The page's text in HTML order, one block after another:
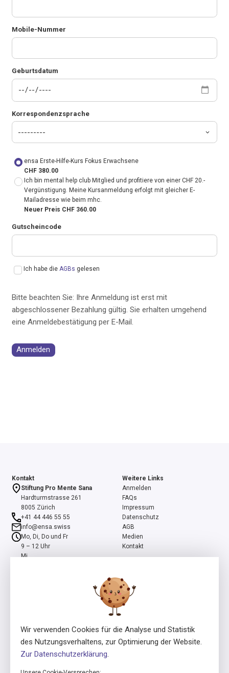
Mobile-Nummer
Geburtsdatum
Korrespondenzsprache
ensa Erste-Hilfe-Kurs Fokus Erwachsene
CHF 380.00
Ich bin mental help club Mitglied und profitiere von einer CHF 20.-
Vergünstigung. Meine Kursanmeldung erfolgt mit gleicher E-
Mailadresse wie beim mhc.
Neuer Preis CHF 360.00
Gutscheincode
Ich habe die AGBs gelesen
Bitte beachten Sie: Ihre Anmeldung ist erst mit
abgeschlossener Bezahlung gültig. Sie erhalten umgehend
eine Anmeldebestätigung per E-Mail.
Anmelden
Kontakt
Stiftung Pro Mente Sana
Hardturmstrasse 261
8005 Zürich
+41 44 446 55 55
info@ensa.swiss
Mo, Di, Do und Fr
9 – 12 Uhr
Mi
Weitere Links
Anmelden
FAQs
Impressum
Datenschutz
AGB
Medien
Kontakt
ensa ist ein Programm der Stiftung Pro Mente Sana, mitinitiiert und
unterstützt durch die Beisheim Stiftung.
Wir verwenden Cookies für die Analyse und Statistik
des Nutzungsverhaltens, zur Optimierung der Website.
Zur Datenschutzerklärung